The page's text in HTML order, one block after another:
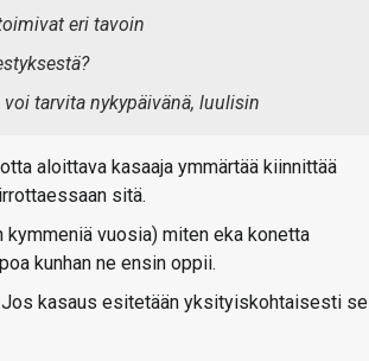
eri tavoin
tarvita nykypäivänä, luulisin
aloittava kasaaja ymmärtää kiinnittää
sitä.
vuosia) miten eka konetta
kunhan ne ensin oppii.
Jos kasaus esitetään yksityiskohtaisesti se